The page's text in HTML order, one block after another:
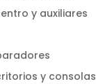
y auxiliares
y consolas